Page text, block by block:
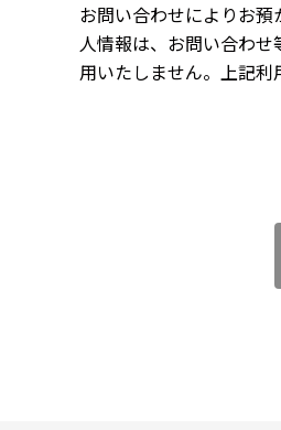
お問い合わせによりお
人情報は、お問い合わ
用いたしません。上記利